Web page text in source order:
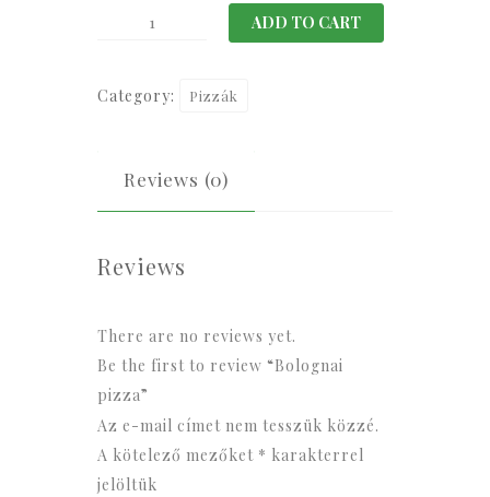
Bolognai
ADD TO CART
Category: Pizzák
Reviews (0)
Reviews
There are no reviews yet.
Be the first to review “Bolognai
pizza”
Az e-mail címet nem tesszük közzé.
A kötelező mezőket * karakterrel
jelöltük